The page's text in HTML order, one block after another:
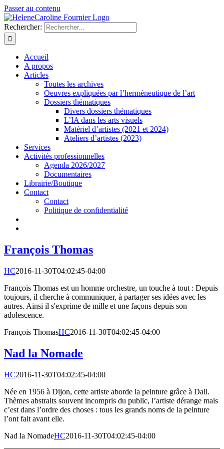
Passer au contenu
Rechercher:
Accueil
A propos
Articles
Toutes les archives
Oeuvres expliquées par l’herméneutique de l’art
Dossiers thématiques
Divers dossiers thématiques
L’IA dans les arts visuels
Matériel d’artistes (2021 et 2024)
Ateliers d’artistes (2023)
Services
Activités professionnelles
Agenda 2026/2027
Documentaires
Librairie/Boutique
Contact
Contact
Politique de confidentialité
François Thomas
HC2016-11-30T04:02:45-04:00
François Thomas est un homme orchestre, un touche à tout : Depuis
toujours, il cherche à communiquer, à partager ses idées avec les
autres. Ainsi il s'exprime de mille et une façons depuis son
adolescence.
François ThomasHC2016-11-30T04:02:45-04:00
Nad la Nomade
HC2016-11-30T04:02:45-04:00
Née en 1956 à Dijon, cette artiste aborde la peinture grâce à Dali.
Thèmes abstraits souvent incompris du public, l’artiste dérange mais
c’est dans l’ordre des choses : tous les grands noms de la peinture
l’ont fait avant elle.
Nad la NomadeHC2016-11-30T04:02:45-04:00